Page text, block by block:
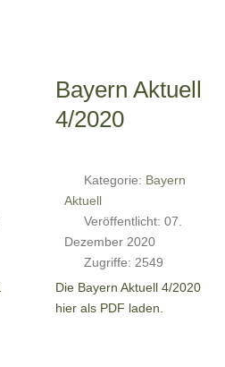
Bayern Aktuell
4/2020
Kategorie: Bayern
Aktuell
Veröffentlicht: 07.
Dezember 2020
Zugriffe: 2549
Die Bayern Aktuell 4/2020
hier als PDF laden.